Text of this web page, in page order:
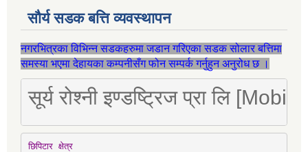
सौर्य सडक बत्ति व्यवस्थापन
नगरभित्रका विभिन्न सडकहरुमा जडान गरिएका सडक सोलार बत्तिमा
समस्या भएमा देहायका कम्पनीसँग फोन सम्पर्क गर्नुहुन अनुरोध छ ।
सूर्य रोश्नी इण्डष्ट्रिज प्रा लि
छिपिटार क्षेत्र